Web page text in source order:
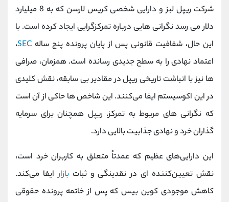
شرکت ریپل لبز و دارایی شخصی کریس لارسن که به 8 میلیارد
دلار می ‌رسد نگرانی ‌هایی درباره تمرکزگرایی ایجاد کرده است. با
این حال، شفافیت قانونی پس از پایان پرونده پنج ساله SEC،
اعتماد نهادی را به سطح جدیدی رسانده است. همزمان، صرافی
‌ها نیز با انباشت تاریخی ریپل در مقادیر بی ‌سابقه، نقش کلیدی
در این اکوسیستم ایفا می‌کنند. این شاخص‌ ها حاکی از آن است
که نگرانی‌ های مربوط به تمرکز، ریپل همچنان برای سرمایه‌
گذاران خرد و نهادی جذابیت بالایی دارد.
این دارایی‌های عظیم که عمدتاً متعلق به کاربران خرد است،
نقش تعیین‌کننده‌ ای در نقدینگی و ثباتبازارایفا می‌کند.
کاهش موجودی کوین‌ بیس که پس از خاتمه پرونده حقوقی